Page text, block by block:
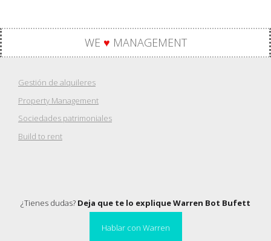
WE ♥ MANAGEMENT
Gestión de alquileres
Property Management
Sociedades patrimoniales
Build to rent
¿Tienes dudas? Deja que te lo explique Warren Bot Bufett
Hablar con Warren